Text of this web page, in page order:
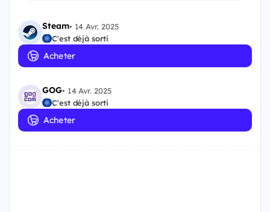
Steam• 14 Avr. 2025
C'est déjà sorti
Acheter
GOG• 14 Avr. 2025
C'est déjà sorti
Acheter